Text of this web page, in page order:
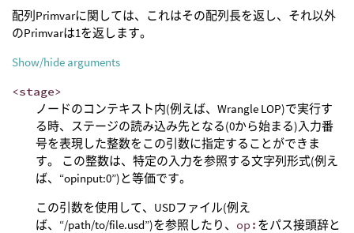
配列Primvarに関しては、これはその配列長を返し、それ以外
のPrimvarは1を返します。
Show/hide arguments
<stage>
ノードのコンテキスト内(例えば、Wrangle LOP)で実行す
る時、ステージの読み込み先となる(0から始まる)入力番
号を表現した整数をこの引数に指定することができま
す。 この整数は、特定の入力を参照する文字列形式(例え
ば、“opinput:0”)と等価です。
この引数を使用して、USDファイル(例え
ば、“/path/to/file.usd”)を参照したり、 op: をパス接頭辞と